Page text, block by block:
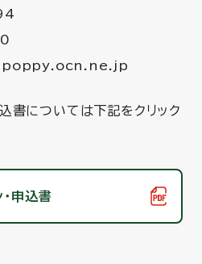
書については下記をクリック
申込書